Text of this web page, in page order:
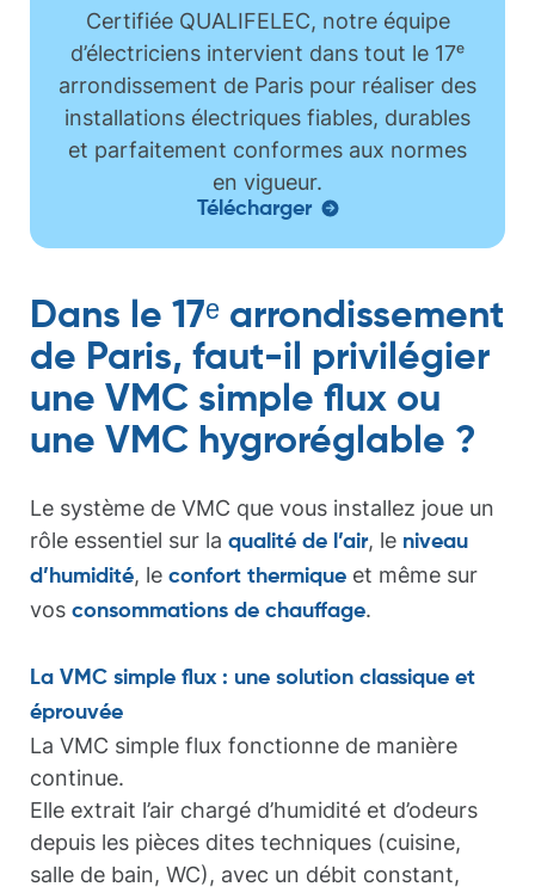
Certifiée QUALIFELEC, notre équipe
d’électriciens intervient dans tout le 17ᵉ
arrondissement de Paris pour réaliser des
installations électriques fiables, durables
et parfaitement conformes aux normes
en vigueur.
Télécharger
Dans le 17ᵉ arrondissement
de Paris, faut-il privilégier
une VMC simple flux ou
une VMC hygroréglable ?
Le système de VMC que vous installez joue un
rôle essentiel sur la qualité de l’air, le niveau
d’humidité, le confort thermique et même sur
vos consommations de chauffage.
La VMC simple flux : une solution classique et
éprouvée
La VMC simple flux fonctionne de manière
continue.
Elle extrait l’air chargé d’humidité et d’odeurs
depuis les pièces dites techniques (cuisine,
salle de bain, WC), avec un débit constant,